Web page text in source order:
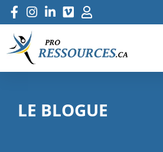
LE BLOGUE